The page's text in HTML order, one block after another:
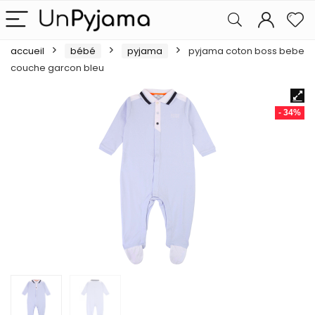
accueil bébé pyjama
pyjama coton boss bebe
couche garcon bleu
- 34%